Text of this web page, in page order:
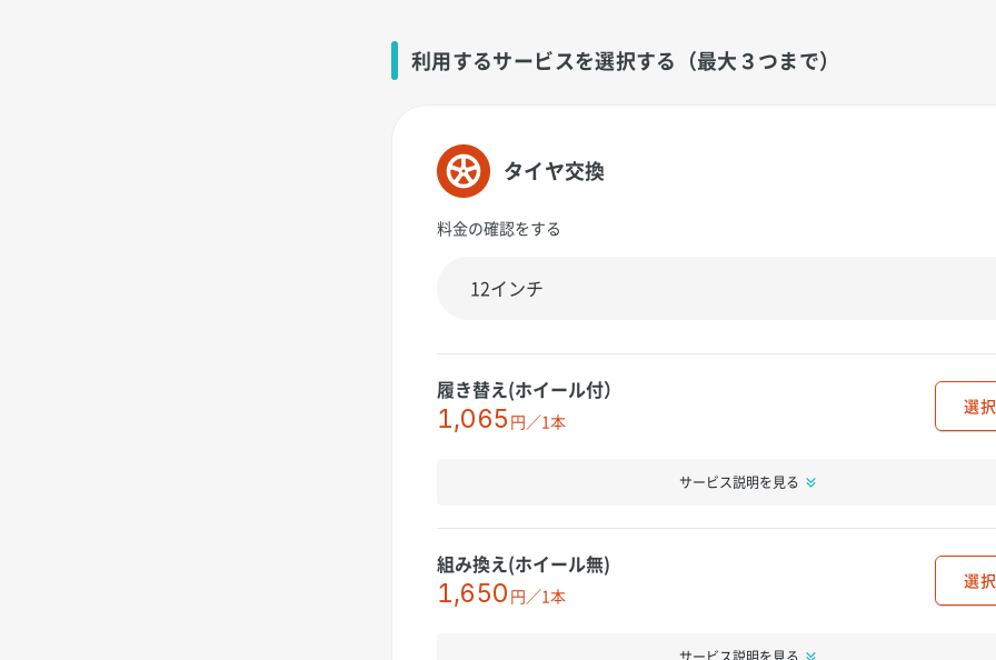
利用するサービスを選択する（最大３つまで）
タイヤ交換
料金の確認をする
履き替え(ホイール付）
1,065 円／1本
選択
サービス説明を見る
組み換え(ホイール無)
1,650 円／1本
選択